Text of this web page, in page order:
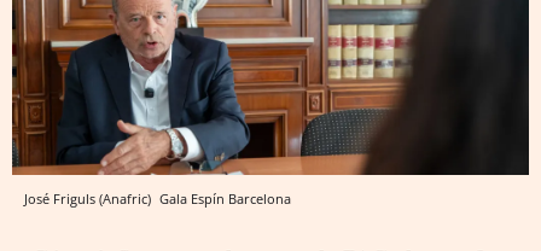
José Friguls (Anafric) Gala Espín Barcelona